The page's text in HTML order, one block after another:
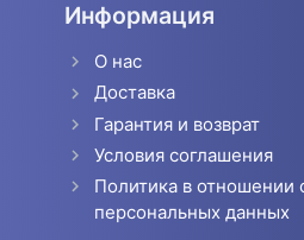
Информация
О нас
Доставка
Гарантия и возврат
Условия соглашения
Политика в отношении
персональных данных